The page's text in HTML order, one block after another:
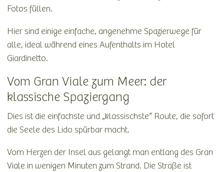
Fotos füllen.
Hier sind einige einfache, angenehme Spazierwege für
alle, ideal während eines Aufenthalts im Hotel
Giardinetto.
Vom Gran Viale zum Meer: der
klassische Spaziergang
Dies ist die einfachste und „klassischste“ Route, die sofort
die Seele des Lido spürbar macht.
Vom Herzen der Insel aus gelangt man entlang des Gran
Viale in wenigen Minuten zum Strand. Die Straße ist